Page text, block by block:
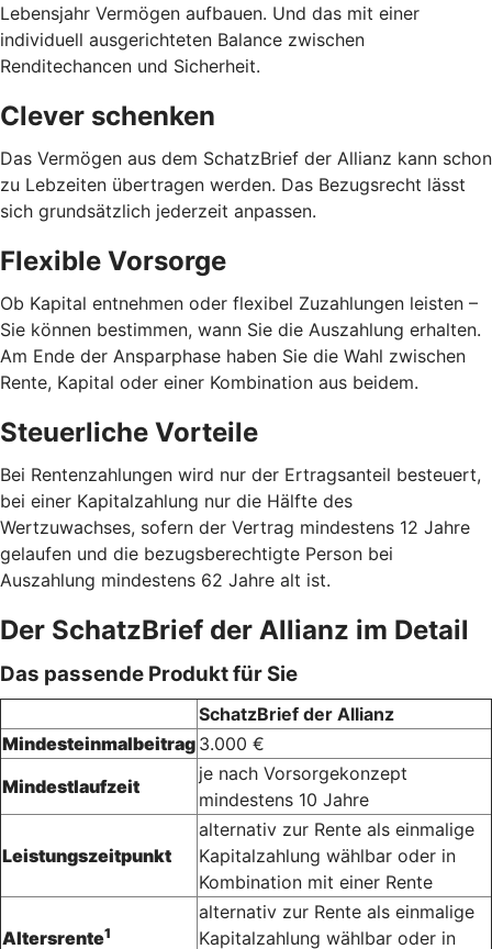
Lebensjahr Vermögen aufbauen. Und das mit einer
individuell ausgerichteten Balance zwischen
Renditechancen und Sicherheit.
Clever schenken
Das Vermögen aus dem SchatzBrief der Allianz kann schon
zu Lebzeiten übertragen werden. Das Bezugsrecht lässt
sich grundsätzlich jederzeit anpassen.
Flexible Vorsorge
Ob Kapital entnehmen oder flexibel Zuzahlungen leisten –
Sie können bestimmen, wann Sie die Auszahlung erhalten.
Am Ende der Ansparphase haben Sie die Wahl zwischen
Rente, Kapital oder einer Kombination aus beidem.
Steuerliche Vorteile
Bei Rentenzahlungen wird nur der Ertragsanteil besteuert,
bei einer Kapitalzahlung nur die Hälfte des
Wertzuwachses, sofern der Vertrag mindestens 12 Jahre
gelaufen und die bezugsberechtigte Person bei
Auszahlung mindestens 62 Jahre alt ist.
Der SchatzBrief der Allianz im Detail
Das passende Produkt für Sie
SchatzBrief der Allianz
Mindesteinmalbeitrag 3.000 €
Mindestlaufzeit
je nach Vorsorgekonzept
mindestens 10 Jahre
Leistungszeitpunkt
alternativ zur Rente als einmalige
Kapitalzahlung wählbar oder in
Kombination mit einer Rente
Altersrente1
alternativ zur Rente als einmalige
Kapitalzahlung wählbar oder in